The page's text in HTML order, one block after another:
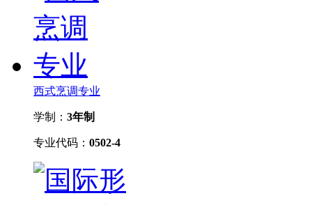
西式烹调专业
学制： 3年制
专业代码： 0502-4